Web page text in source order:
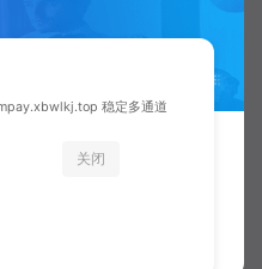
UniApp跨平台开发深度实战：从
稳定多通道
关闭